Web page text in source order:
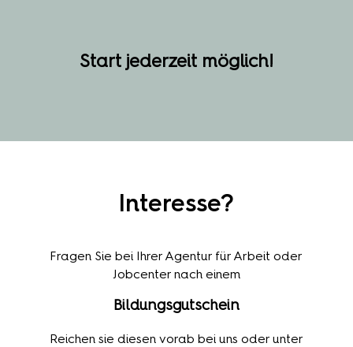
Start jederzeit möglich!
Interesse?
Fragen Sie bei Ihrer Agentur für Arbeit oder
Jobcenter nach einem
Bildungsgutschein
Reichen sie diesen vorab bei uns oder unter